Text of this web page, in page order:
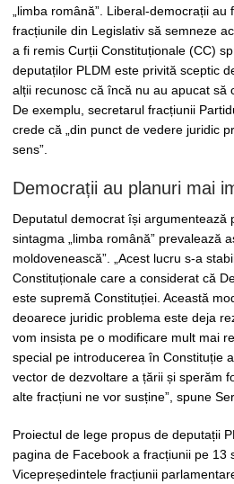
„limba română”. Liberal-democrații
fracțiunile din Legislativ să semneze
a fi remis Curții Constituționale (CC)
deputaților PLDM este privită sceptic
alții recunosc că încă nu au apucat să
De exemplu, secretarul fracțiunii
crede că „din punct de vedere juridic
sens”.
Democrații au planuri mai
Deputatul democrat își argumentează
sintagma „limba română” prevalează
moldovenească”. „Acest lucru s-a
Constituționale care a considerat că
este supremă Constituției. Această
deoarece juridic problema este deja
vom insista pe o modificare mult mai
special pe introducerea în Constituție
vector de dezvoltare a țării și sperăm
alte fracțiuni ne vor susține”, spune
Proiectul de lege propus de deputații
pagina de Facebook a fracțiunii pe 13
Vicepreședintele fracțiunii